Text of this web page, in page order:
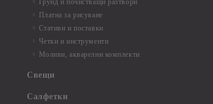
Грунд и почистващи разтвори
Платна за рисуване
Стативи и поставки
Четки и инструменти
Моливи, акварелни комплекти
Свещи
Салфетки